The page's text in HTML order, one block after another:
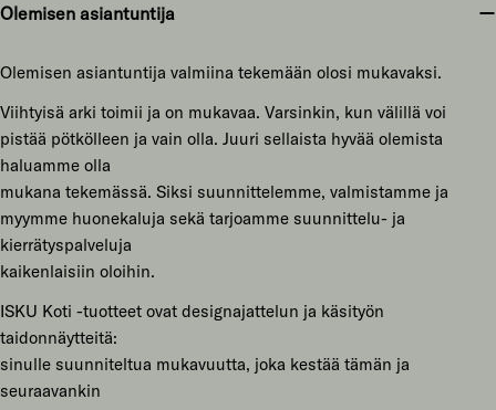
Olemisen asiantuntija
Olemisen asiantuntija valmiina tekemään olosi mukavaksi.
Viihtyisä arki toimii ja on mukavaa. Varsinkin, kun välillä voi
pistää pötkölleen ja vain olla. Juuri sellaista hyvää olemista
haluamme olla
mukana tekemässä. Siksi suunnittelemme, valmistamme ja
myymme huonekaluja sekä tarjoamme suunnittelu- ja
kierrätyspalveluja
kaikenlaisiin oloihin.
ISKU Koti -tuotteet ovat designajattelun ja käsityön
taidonnäytteitä:
sinulle suunniteltua mukavuutta, joka kestää tämän ja
seuraavankin